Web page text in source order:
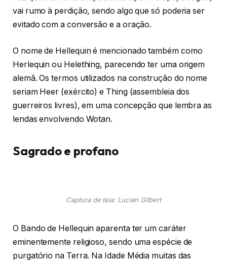
vai rumo à perdição, sendo algo que só poderia ser
evitado com a conversão e a oração.
O nome de Hellequin é mencionado também como
Herlequin ou Helething, parecendo ter uma origem
alemã. Os termos utilizados na construção do nome
seriam Heer (exército) e Thing (assembleia dos
guerreiros livres), em uma concepção que lembra as
lendas envolvendo Wotan.
Sagrado e profano
Captura de tela: Lucien Gilbert
O Bando de Hellequin aparenta ter um caráter
eminentemente religioso, sendo uma espécie de
purgatório na Terra. Na Idade Média muitas das